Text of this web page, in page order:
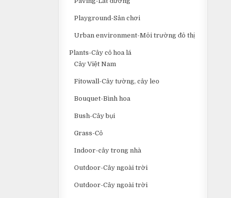
Playground-Sân chơi
Urban environment-Môi trường đô thị
Plants-Cây cỏ hoa lá
Cây Việt Nam
Fitowall-Cây tường, cây leo
Bouquet-Bình hoa
Bush-Cây bụi
Grass-Cỏ
Indoor-cây trong nhà
Outdoor-Cây ngoài trời
Outdoor-Cây ngoài trời